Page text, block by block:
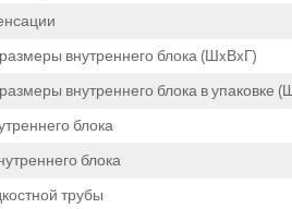
внутреннего блока (ШxВxГ)
внутреннего блока в упаковке
блока
блока
трубы